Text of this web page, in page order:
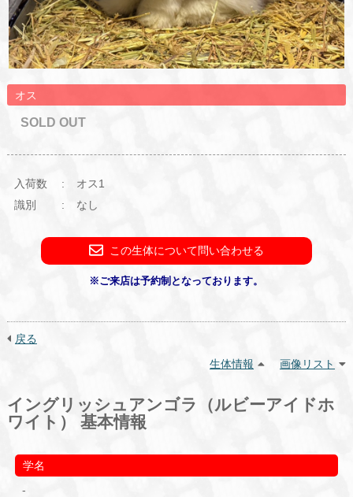
オス
SOLD OUT
入荷数
オス1
識別
なし
この生体について問い合わせる
※ご来店は予約制となっております。
戻る
生体情報
画像リスト
イングリッシュアンゴラ（ルビーアイドホ
ワイト） 基本情報
学名
-